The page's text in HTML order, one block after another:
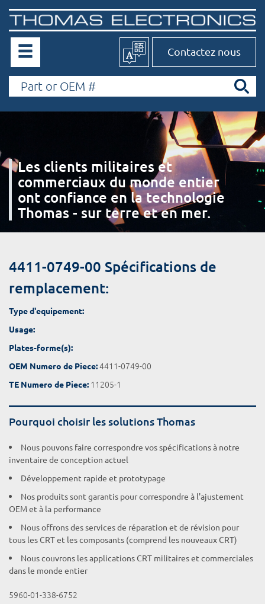
Contactez nous
Les clients militaires et
commerciaux du monde entier
ont confiance en la technologie
Thomas - sur terre et en mer.
4411-0749-00 Spécifications de
remplacement:
Type d'equipement:
Usage:
Plates-forme(s):
OEM Numero de Piece:4411-0749-00
TE Numero de Piece: 11205-1
Pourquoi choisir les solutions Thomas
Nous pouvons faire correspondre vos spécifications à notre
inventaire de conception actuel
Développement rapide et prototypage
Nos produits sont garantis pour correspondre à l'ajustement
OEM et à la performance
Nous offrons des services de réparation et de révision pour
tous les CRT et les composants (comprend les nouveaux CRT)
Nous couvrons les applications CRT militaires et commerciales
dans le monde entier
5960-01-338-6752